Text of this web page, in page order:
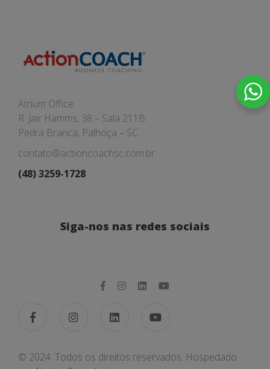
Atrium Office
R. Jair Hamms, 38 – Sala 211B
Pedra Branca, Palhoça – SC
contato@actioncoachsc.com.br
(48) 3259-1728
Siga-nos nas redes sociais
© 2024. Todos os direitos reservados. Hospedado